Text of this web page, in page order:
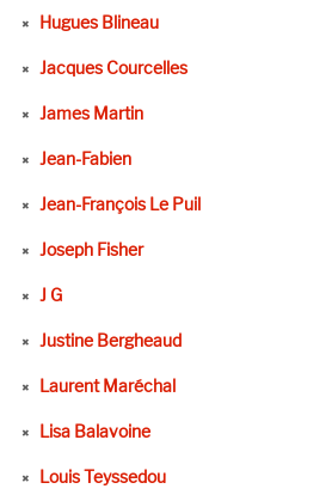
Hugues Blineau
Jacques Courcelles
James Martin
Jean-Fabien
Jean-François Le Puil
Joseph Fisher
J G
Justine Bergheaud
Laurent Maréchal
Lisa Balavoine
Louis Teyssedou